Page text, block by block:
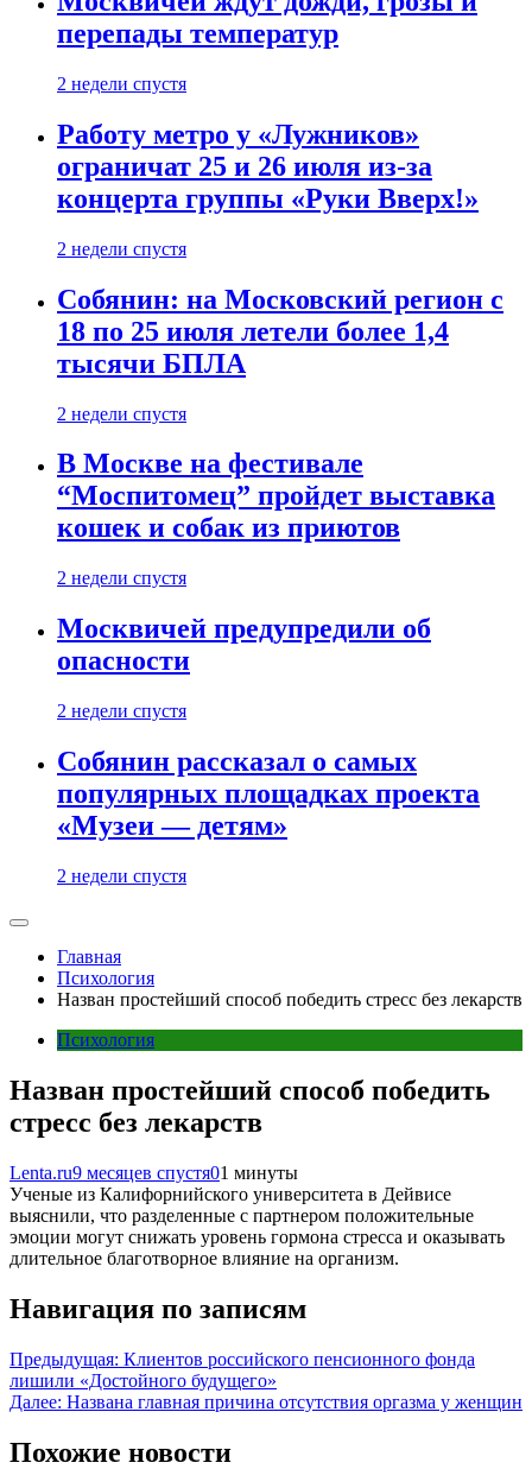
перепады температур
2 недели спустя
Работу метро у «Лужников»
ограничат 25 и 26 июля из-за
концерта группы «Руки Вверх!»
2 недели спустя
Собянин: на Московский регион с
18 по 25 июля летели более 1,4
тысячи БПЛА
2 недели спустя
В Москве на фестивале
“Моспитомец” пройдет выставка
кошек и собак из приютов
2 недели спустя
Москвичей предупредили об
опасности
2 недели спустя
Собянин рассказал о самых
популярных площадках проекта
«Музеи — детям»
2 недели спустя
Главная
Психология
Назван простейший способ победить стресс без лекарств
Психология
Назван простейший способ победить
стресс без лекарств
Lenta.ru9 месяцев спустя01 минуты
Ученые из Калифорнийского университета в Дейвисе
выяснили, что разделенные с партнером положительные
эмоции могут снижать уровень гормона стресса и оказывать
длительное благотворное влияние на организм.
Навигация по записям
Предыдущая: Клиентов российского пенсионного фонда
лишили «Достойного будущего»
Далее: Названа главная причина отсутствия оргазма у женщин
Похожие новости